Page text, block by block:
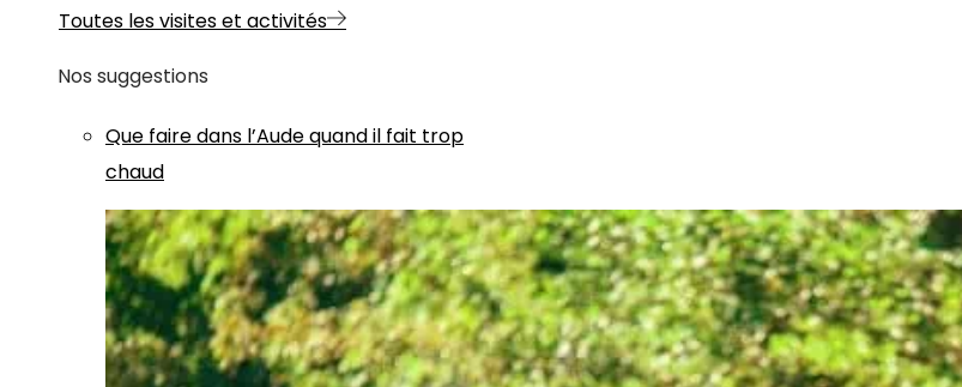
Toutes les visites et activités
Nos suggestions
Que faire dans l’Aude quand il fait trop
chaud